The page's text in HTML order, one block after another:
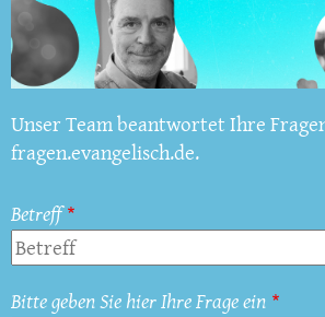
Unser Team beantwortet Ihre
fragen.evangelisch.de.
Betreff
Bitte geben Sie hier Ihre Frage ein